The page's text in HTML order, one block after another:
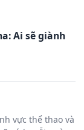
Ai sẽ giành
vực thể thao và